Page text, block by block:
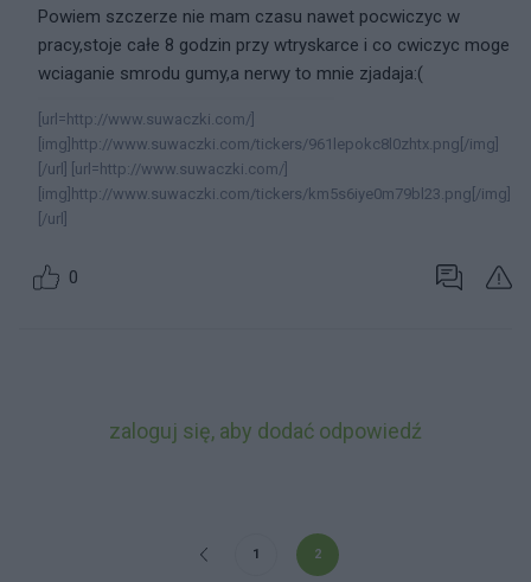
Powiem szczerze nie mam czasu nawet pocwiczyc w
pracy,stoje całe 8 godzin przy wtryskarce i co cwiczyc moge
wciaganie smrodu gumy,a nerwy to mnie zjadaja:(
[url=http://www.suwaczki.com/]
[img]http://www.suwaczki.com/tickers/961lepokc8l0zhtx.png[/img]
[/url] [url=http://www.suwaczki.com/]
[img]http://www.suwaczki.com/tickers/km5s6iye0m79bl23.png[/img]
[/url]
0
zaloguj się, aby dodać odpowiedź
1 2